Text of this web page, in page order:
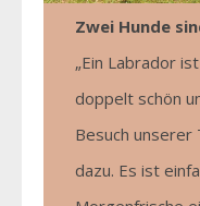
Zwei Hunde
„Ein Labrador
doppelt schön
Besuch
dazu. Es ist